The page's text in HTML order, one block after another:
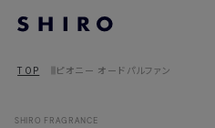
TOP ピオニー オードパルファン
SHIRO FRAGRANCE